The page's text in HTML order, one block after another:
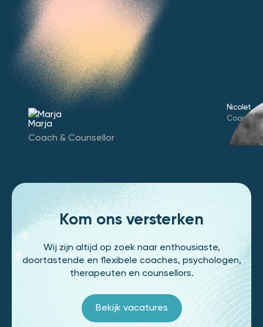
Marja
Coach & Counsellor
Nicolet
Coach &
Kom ons versterken
Wij zijn altijd op zoek naar enthousiaste,
doortastende en flexibele coaches, psychologen,
therapeuten en counsellors.
Bekijk vacatures